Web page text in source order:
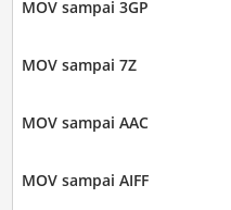
MOV sampai 3GP
MOV sampai 7Z
MOV sampai AAC
MOV sampai AIFF